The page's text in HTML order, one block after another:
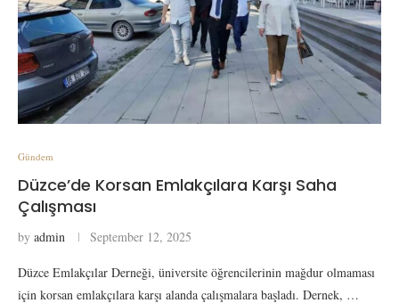
Gündem
Düzce’de Korsan Emlakçılara Karşı Saha
Çalışması
by admin September 12, 2025
Düzce Emlakçılar Derneği, üniversite öğrencilerinin mağdur olmaması
için korsan emlakçılara karşı alanda çalışmalara başladı. Dernek, …